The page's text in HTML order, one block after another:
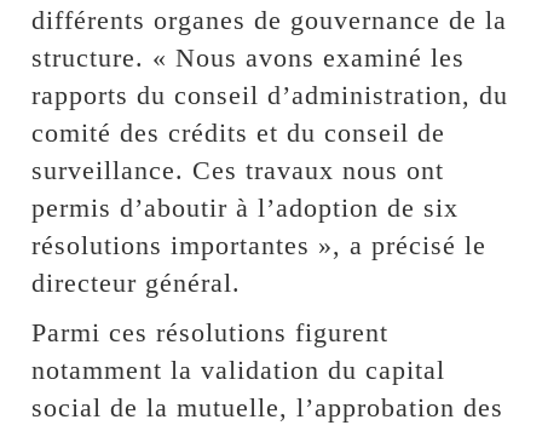
différents organes de gouvernance de la
structure. « Nous avons examiné les
rapports du conseil d’administration, du
comité des crédits et du conseil de
surveillance. Ces travaux nous ont
permis d’aboutir à l’adoption de six
résolutions importantes », a précisé le
directeur général.
Parmi ces résolutions figurent
notamment la validation du capital
social de la mutuelle, l’approbation des